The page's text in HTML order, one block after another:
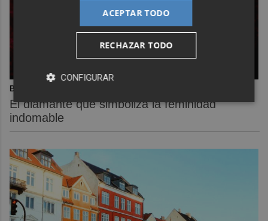
Belleza indomable
El diamante que simboliza la feminidad
indomable
ACEPTAR TODO
RECHAZAR TODO
CONFIGURAR